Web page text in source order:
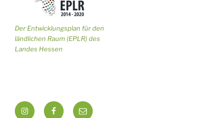
Der Entwicklungsplan für den
ländlichen Raum (EPLR) des
Landes Hessen
Insta
FacebookMail